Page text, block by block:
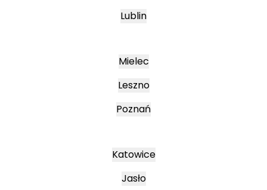
Lublin
Mielec
Leszno
Poznań
Katowice
Jasło